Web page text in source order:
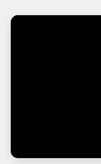
Комплекты
Согласие на обработку